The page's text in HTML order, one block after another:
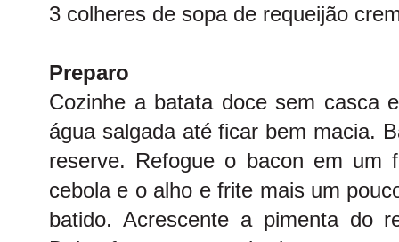
3 colheres de sopa de requeijão
Preparo
Cozinhe a batata doce sem casca
água salgada até ficar bem macia.
reserve. Refogue o bacon em um
cebola e o alho e frite mais um
batido. Acrescente a pimenta do